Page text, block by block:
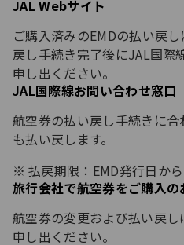
JAL Webサイト
ご購入済みのEMDの払い戻
戻し手続き完了後にJAL国際
申し出ください。
JAL国際線お問い合わせ窓口
航空券の払い戻し手続きに
も払い戻します。
払戻期限：EMD発行日か
旅行会社で航空券をご購入の
航空券の変更および払い戻
申し出ください。